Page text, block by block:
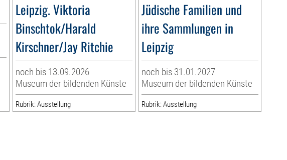
Leipzig. Viktoria
Binschtok/Harald
Kirschner/Jay Ritchie
noch bis 13.09.2026
Museum der bildenden Künste
Rubrik: Ausstellung
Jüdische Familien und
ihre Sammlungen in
Leipzig
noch bis 31.01.2027
Museum der bildenden Künste
Rubrik: Ausstellung